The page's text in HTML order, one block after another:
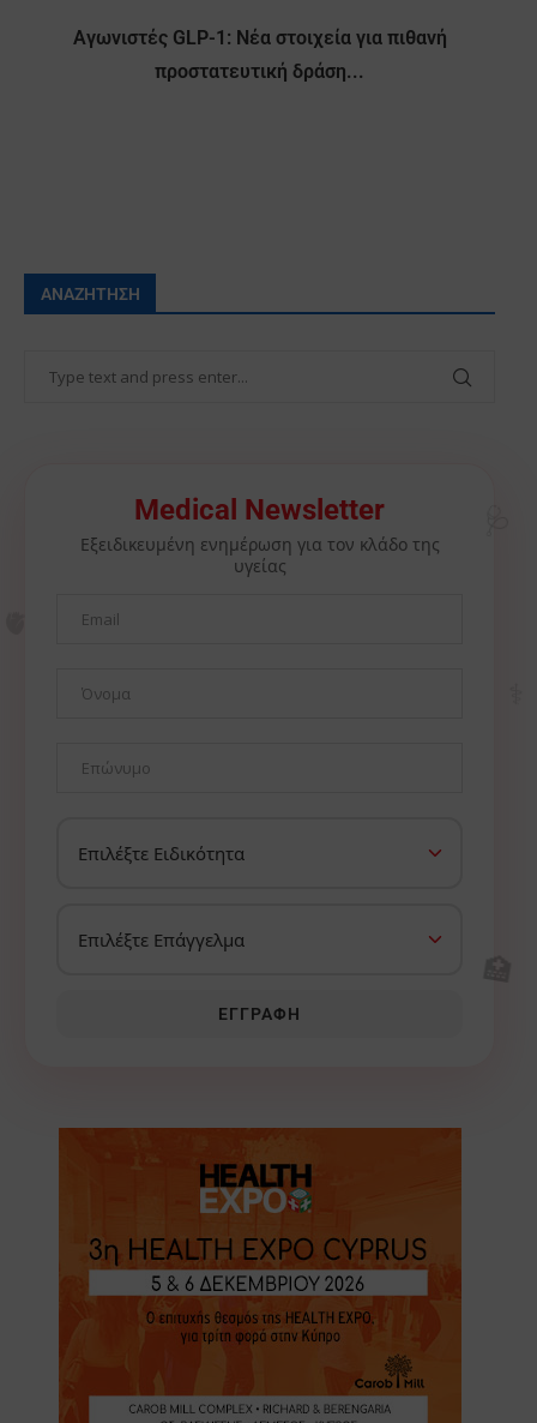
Αγωνιστές GLP-1: Νέα στοιχεία για πιθανή
προστατευτική δράση...
ΑΝΑΖΉΤΗΣΗ
Medical Newsletter
Εξειδικευμένη ενημέρωση για τον κλάδο της
υγείας
ΕΓΓΡΑΦΉ